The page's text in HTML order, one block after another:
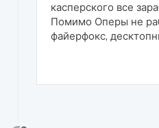
касперского все
Помимо Оперы не
файерфокс,